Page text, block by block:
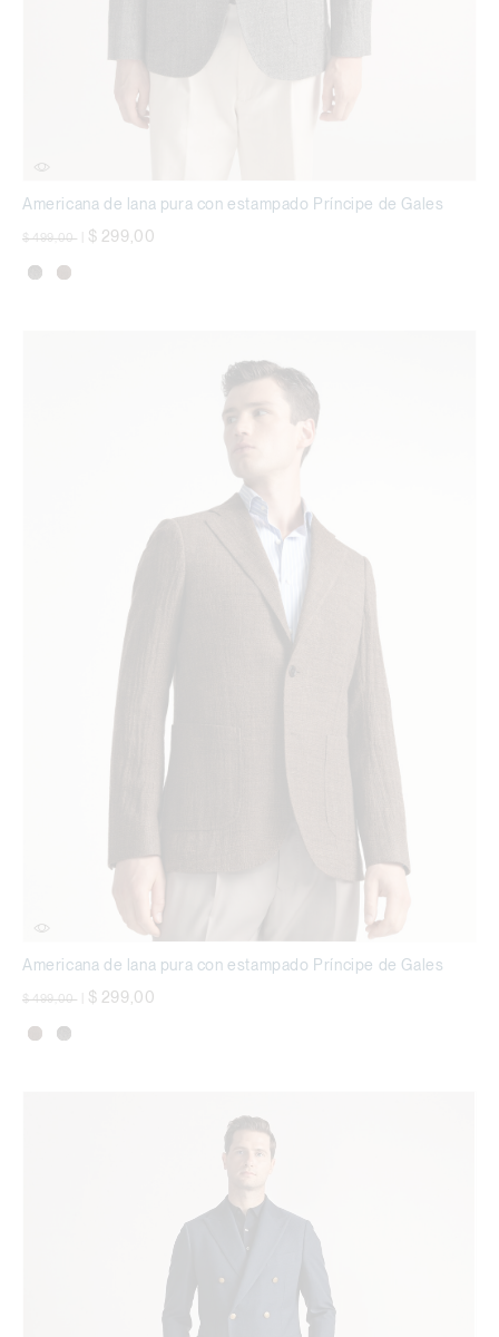
Americana de lana pura con estampado Príncipe de Gales
precio rebajado desde
$ 499,00 $ 299,00
Americana de lana pura con estampado Príncipe de Gales
precio rebajado desde
$ 499,00 $ 299,00